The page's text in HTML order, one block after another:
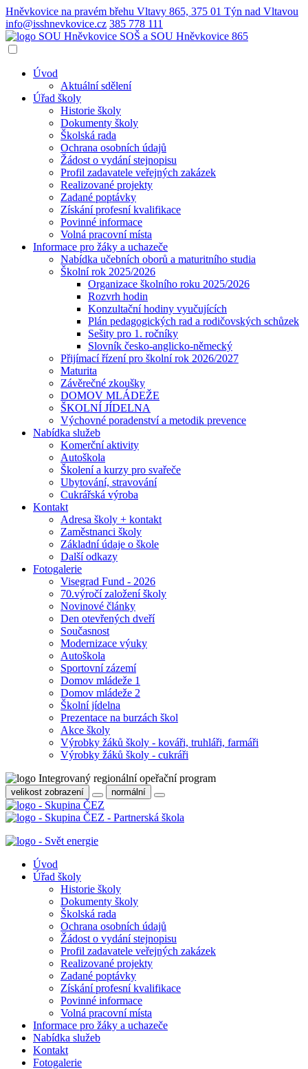
Hněvkovice na pravém břehu Vltavy 865, 375 01 Týn nad Vltavou
info@isshnevkovice.cz 385 778 111
SOŠ a SOU Hněvkovice 865
Úvod
Aktuální sdělení
Úřad školy
Historie školy
Dokumenty školy
Školská rada
Ochrana osobních údajů
Žádost o vydání stejnopisu
Profil zadavatele veřejných zakázek
Realizované projekty
Zadané poptávky
Získání profesní kvalifikace
Povinné informace
Volná pracovní místa
Informace pro žáky a uchazeče
Nabídka učebních oborů a maturitního studia
Školní rok 2025/2026
Organizace školního roku 2025/2026
Rozvrh hodin
Konzultační hodiny vyučujících
Plán pedagogických rad a rodičovských schůzek
Sešity pro 1. ročníky
Slovník česko-anglicko-německý
Přijímací řízení pro školní rok 2026/2027
Maturita
Závěrečné zkoušky
DOMOV MLÁDEŽE
ŠKOLNÍ JÍDELNA
Výchovné poradenství a metodik prevence
Nabídka služeb
Komerční aktivity
Autoškola
Školení a kurzy pro svařeče
Ubytování, stravování
Cukrářská výroba
Kontakt
Adresa školy + kontakt
Zaměstnanci školy
Základní údaje o škole
Další odkazy
Fotogalerie
Visegrad Fund - 2026
70.výročí založení školy
Novinové články
Den otevřených dveří
Současnost
Modernizace výuky
Autoškola
Sportovní zázemí
Domov mládeže 1
Domov mládeže 2
Školní jídelna
Prezentace na burzách škol
Akce školy
Výrobky žáků školy - kováři, truhláři, farmáři
Výrobky žáků školy - cukráři
velikost zobrazení normální
Úvod
Úřad školy
Historie školy
Dokumenty školy
Školská rada
Ochrana osobních údajů
Žádost o vydání stejnopisu
Profil zadavatele veřejných zakázek
Realizované projekty
Zadané poptávky
Získání profesní kvalifikace
Povinné informace
Volná pracovní místa
Informace pro žáky a uchazeče
Nabídka služeb
Kontakt
Fotogalerie